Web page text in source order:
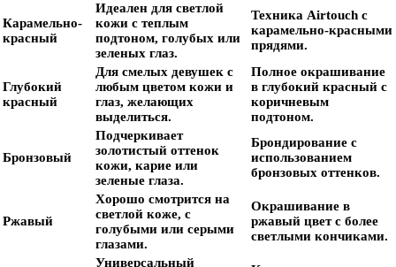
Карамельно-
красный
Идеален для светлой
кожи с теплым
подтоном, голубых или
зеленых глаз.
Техника Airtouch с
карамельно-красными
прядями.
Глубокий
красный
Для смелых девушек с
любым цветом кожи и
глаз, желающих
выделиться.
Полное окрашивание
в глубокий красный с
коричневым
подтоном.
Бронзовый
Подчеркивает
золотистый оттенок
кожи, карие или
зеленые глаза.
Брондирование с
использованием
бронзовых оттенков.
Ржавый
Хорошо смотрится на
светлой коже, с
голубыми или серыми
глазами.
Окрашивание в
ржавый цвет с более
светлыми кончиками.
Универсальный